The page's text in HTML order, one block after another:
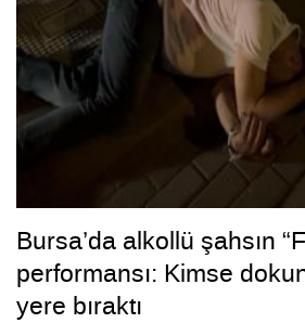
Bursa’da alkollü şahsın
performansı: Kimse
yere bıraktı